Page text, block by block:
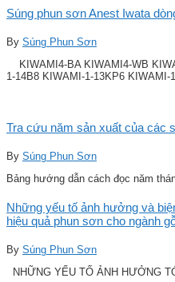
Súng phun sơn Anest Iwata
By Súng Phun Sơn
KIWAMI4-BA KIWAMI4-WB
1-14B8 KIWAMI-1-13KP6 KIWAMI-
Tra cứu năm sản xuất của các
By Súng Phun Sơn
Bảng hướng dẫn cách đọc năm
Những yếu tố ảnh hưởng và
hiệu quả phun sơn cho ngành
By Súng Phun Sơn
NHỮNG YẾU TỐ ẢNH HƯỞNG